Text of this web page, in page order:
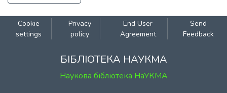
Cookie
settings
Privacy
policy
End User
Agreement
Send
Feedback
БІБЛІОТЕКА НАУКМА
Наукова бібліотека НаУКМА